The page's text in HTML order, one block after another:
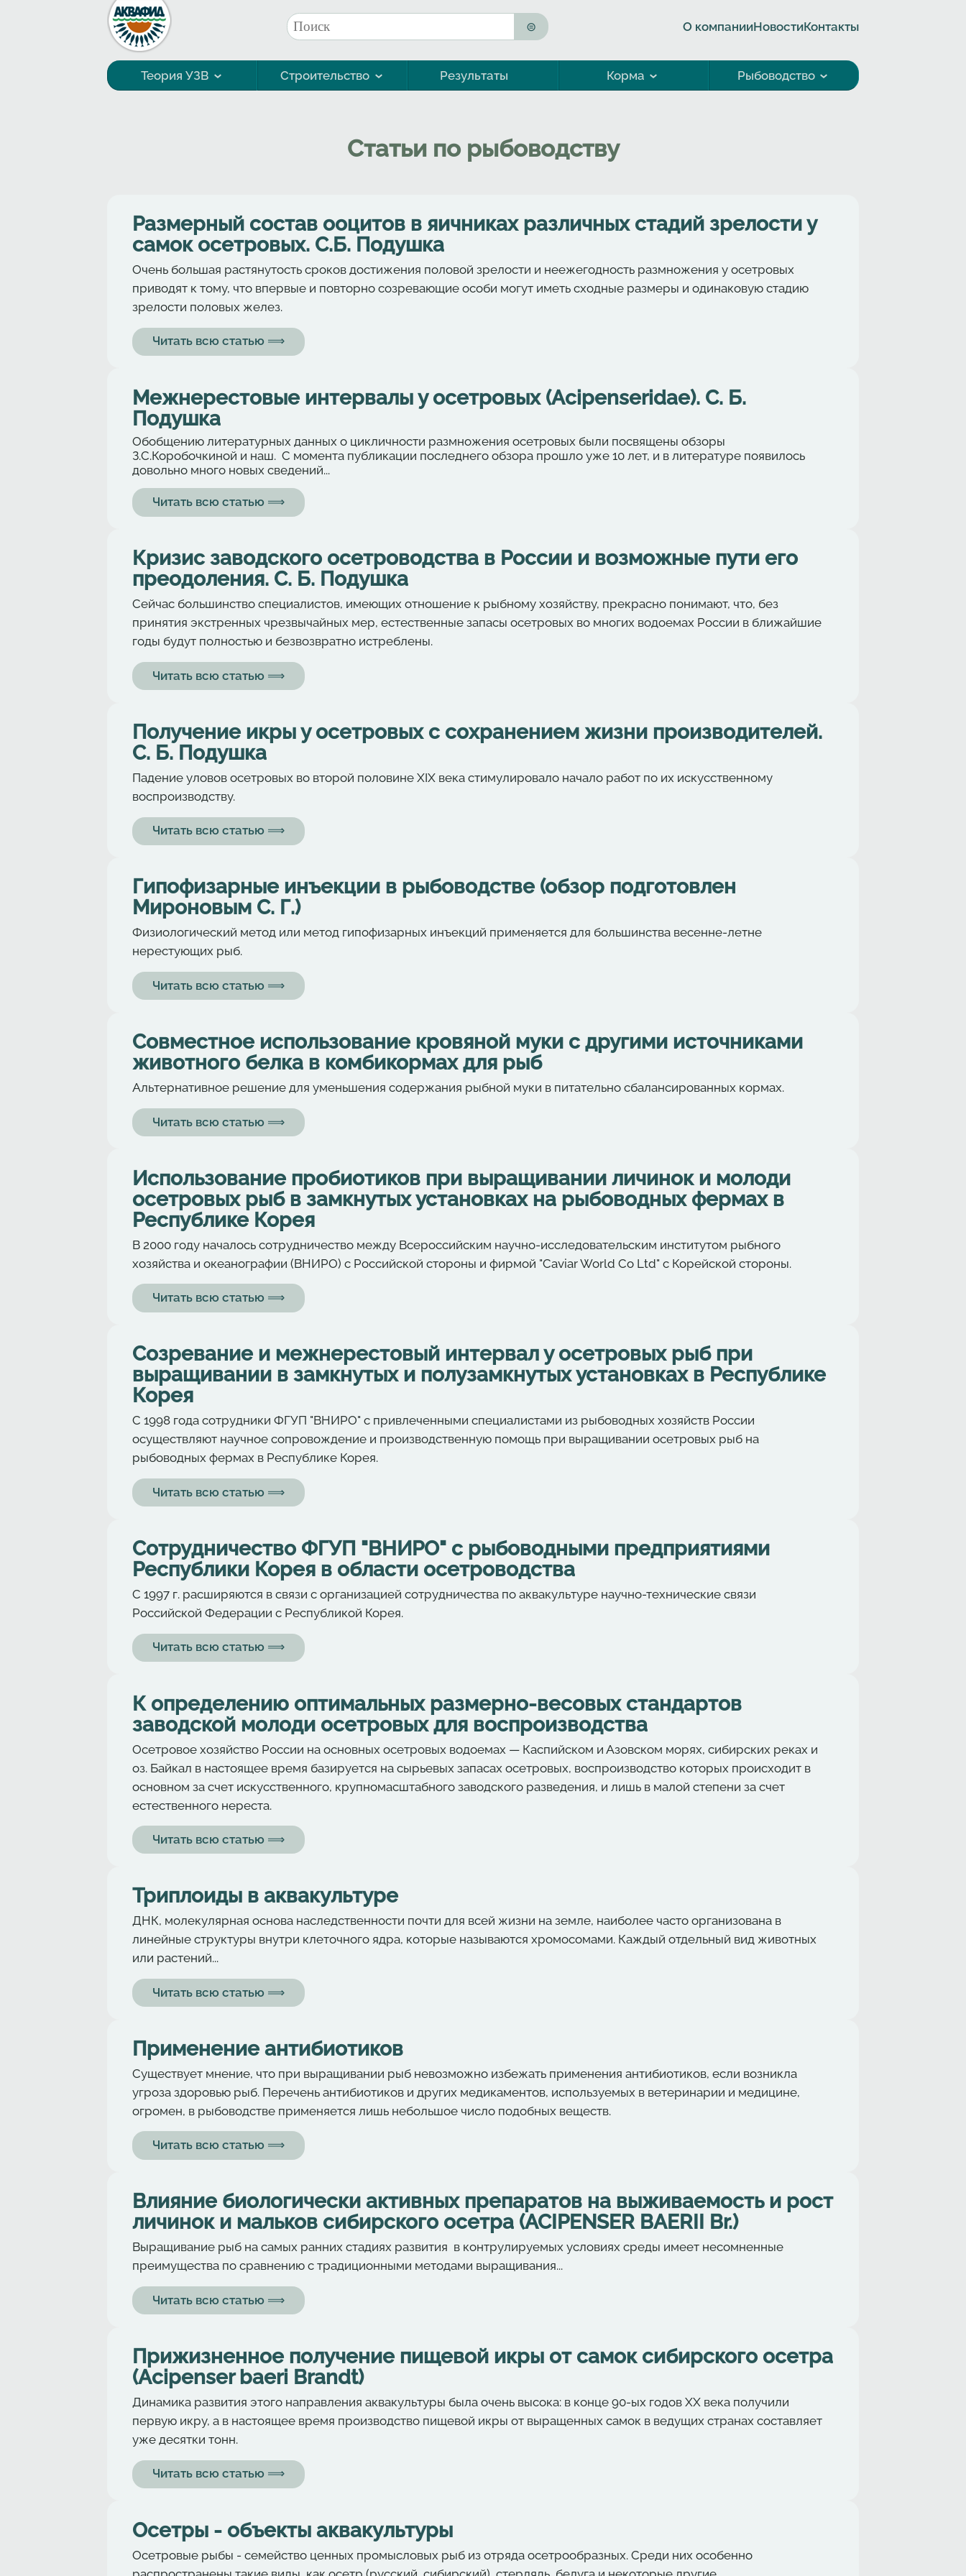
Перейти к основному содержанию
Форма поиска
Поиск О компанииНовостиКонтакты
Теория УЗВ Строительство Результаты Корма Рыбоводство
Статьи по рыбоводству
Размерный состав ооцитов в яичниках различных стадий зрелости у
самок осетровых. С.Б. Подушка
Очень большая растянутость сроков достижения половой зрелости и неежегодность размножения у осетровых
приводят к тому, что впервые и повторно созревающие особи могут иметь сходные размеры и одинаковую стадию
зрелости половых желез.
Читать всю статью ⟹
Межнерестовые интервалы у осетровых (Acipenseridae). С. Б.
Подушка
Обобщению литературных данных о цикличности размножения осетровых были посвящены обзоры
З.С.Коробочкиной и наш. С момента публикации последнего обзора прошло уже 10 лет, и в литературе появилось
довольно много новых сведений...
Читать всю статью ⟹
Кризис заводского осетроводства в России и возможные пути его
преодоления. С. Б. Подушка
Сейчас большинство специалистов, имеющих отношение к рыбному хозяйству, прекрасно понимают, что, без
принятия экстренных чрезвычайных мер, естественные запасы осетровых во многих водоемах России в ближайшие
годы будут полностью и безвозвратно истреблены.
Читать всю статью ⟹
Получение икры у осетровых с сохранением жизни производителей.
С. Б. Подушка
Падение уловов осетровых во второй половине XIX века стимулировало начало работ по их искусственному
воспроизводству.
Читать всю статью ⟹
Гипофизарные инъекции в рыбоводстве (обзор подготовлен
Мироновым С. Г.)
Физиологический метод или метод гипофизарных инъекций применяется для большинства весенне-летне
нерестующих рыб.
Читать всю статью ⟹
Совместное использование кровяной муки с другими источниками
животного белка в комбикормах для рыб
Альтернативное решение для уменьшения содержания рыбной муки в питательно сбалансированных кормах.
Читать всю статью ⟹
Использование пробиотиков при выращивании личинок и молоди
осетровых рыб в замкнутых установках на рыбоводных фермах в
Республике Корея
В 2000 году началось сотрудничество между Всероссийским научно-исследовательским институтом рыбного
хозяйства и океанографии (ВНИРО) с Российской стороны и фирмой "Caviar World Co Ltd" с Корейской стороны.
Читать всю статью ⟹
Cозревание и межнерестовый интервал у осетровых рыб при
выращивании в замкнутых и полузамкнутых установках в Республике
Корея
С 1998 года сотрудники ФГУП "ВНИРО" с привлеченными специалистами из рыбоводных хозяйств России
осуществляют научное сопровождение и производственную помощь при выращивании осетровых рыб на
рыбоводных фермах в Республике Корея.
Читать всю статью ⟹
Сотрудничество ФГУП "ВНИРО" с рыбоводными предприятиями
Республики Корея в области осетроводства
С 1997 г. расширяются в связи с организацией сотрудничества по аквакультуре научно-технические связи
Российской Федерации с Республикой Корея.
Читать всю статью ⟹
К определению оптимальных размерно-весовых стандартов
заводской молоди осетровых для воспроизводства
Осетровое хозяйство России на основных осетровых водоемах — Каспийском и Азовском морях, сибирских реках и
оз. Байкал в настоящее время базируется на сырьевых запасах осетровых, воспроизводство которых происходит в
основном за счет искусственного, крупномасштабного заводского разведения, и лишь в малой степени за счет
естественного нереста.
Читать всю статью ⟹
Триплоиды в аквакультуре
ДНК, молекулярная основа наследственности почти для всей жизни на земле, наиболее часто организована в
линейные структуры внутри клеточного ядра, которые называются хромосомами. Каждый отдельный вид животных
или растений...
Читать всю статью ⟹
Применение антибиотиков
Существует мнение, что при выращивании рыб невозможно избежать применения антибиотиков, если возникла
угроза здоровью рыб. Перечень антибиотиков и других медикаментов, используемых в ветеринарии и медицине,
огромен, в рыбоводстве применяется лишь небольшое число подобных веществ.
Читать всю статью ⟹
Влияние биологически активных препаратов на выживаемость и рост
личинок и мальков сибирского осетра (ACIPENSER BAERII Br.)
Выращивание рыб на самых ранних стадиях развития в контрулируемых условиях среды имеет несомненные
преимущества по сравнению с традиционными методами выращивания...
Читать всю статью ⟹
Прижизненное получение пищевой икры от самок сибирского осетра
(Аcipenser baeri Brandt)
Динамика развития этого направления аквакультуры была очень высока: в кoнцe 90-ых годов XX века получили
первую икру, а в настоящее время производство пищевой икры от выращенных самок в ведущих странах составляет
уже десятки тонн.
Читать всю статью ⟹
Осетры - объекты аквакультуры
Осетровые рыбы - семейство ценных промысловых рыб из отряда осетрообразных. Среди них особенно